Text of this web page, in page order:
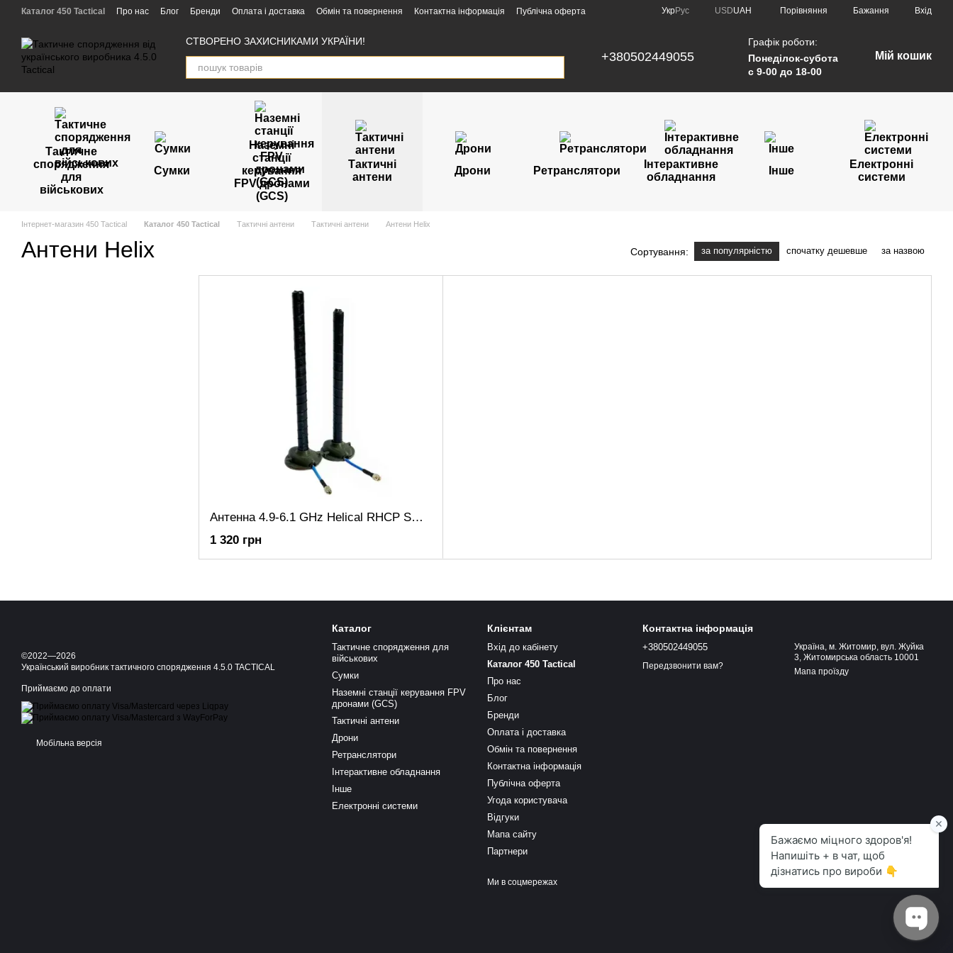
Перейти к основному контенту
Каталог 450 Tactical Про нас Блог Бренди Оплата і доставка Обмін та повернення Контактна інформація
Публічна оферта
УкрРус USDUAH Порівняння Бажання Вхід
СТВОРЕНО ЗАХИСНИКАМИ УКРАЇНИ!
+380502449055
Графік роботи:
Понеділок-субота
с 9-00 до 18-00
Мій кошик
Тактичне
спорядження
для
військових
Сумки
Наземні
станції
керування
FPV дронами
(GCS)
Тактичні
антени
Дрони Ретранслятори
Інтерактивне
обладнання
Інше
Електронні
системи
Інтернет-магазин 450 Tactical Каталог 450 Tactical Тактичні антени Тактичні антени Антени Helix
Антени Helix Сортування: за популярністю спочатку дешевше за назвою
Антенна 4.9-6.1 GHz Helical RHCP SMA (6в) для FPV та інших БПЛА
1 320 грн
©2022—2026
Український виробник тактичного спорядження 4.5.0 TACTICAL
Приймаємо до оплати
Мобільна версія
Каталог
Тактичне спорядження для
військових
Сумки
Наземні станції керування FPV
дронами (GCS)
Тактичні антени
Дрони
Ретранслятори
Інтерактивне обладнання
Інше
Електронні системи
Клієнтам
Вхід до кабінету
Каталог 450 Tactical
Про нас
Блог
Бренди
Оплата і доставка
Обмін та повернення
Контактна інформація
Публічна оферта
Угода користувача
Відгуки
Мапа сайту
Партнери
Ми в соцмережах
Контактна інформація
+380502449055
Передзвонити вам?
Україна, м. Житомир, вул. Жуйка
3, Житомирська область 10001
Мапа проїзду